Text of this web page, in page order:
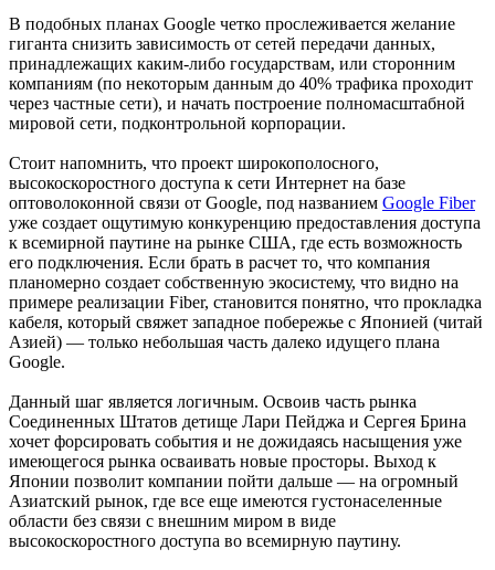
В подобных планах Google четко прослеживается желание
гиганта снизить зависимость от сетей передачи данных,
принадлежащих каким-либо государствам, или сторонним
компаниям (по некоторым данным до 40% трафика проходит
через частные сети), и начать построение полномасштабной
мировой сети, подконтрольной корпорации.
Стоит напомнить, что проект широкополосного,
высокоскоростного доступа к сети Интернет на базе
оптоволоконной связи от Google, под названием Google Fiber
уже создает ощутимую конкуренцию предоставления доступа
к всемирной паутине на рынке США, где есть возможность
его подключения. Если брать в расчет то, что компания
планомерно создает собственную экосистему, что видно на
примере реализации Fiber, становится понятно, что прокладка
кабеля, который свяжет западное побережье с Японией (читай
Азией) — только небольшая часть далеко идущего плана
Google.
Данный шаг является логичным. Освоив часть рынка
Соединенных Штатов детище Лари Пейджа и Сергея Брина
хочет форсировать события и не дожидаясь насыщения уже
имеющегося рынка осваивать новые просторы. Выход к
Японии позволит компании пойти дальше — на огромный
Азиатский рынок, где все еще имеются густонаселенные
области без связи с внешним миром в виде
высокоскоростного доступа во всемирную паутину.